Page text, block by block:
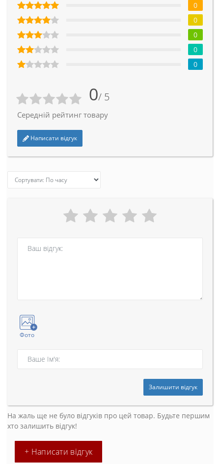
0/ 5
Середній рейтинг товару
Написати відгук
0
0
0
0
0
Фото
Залишити відгук
На жаль ще не було відгуків про цей товар. Будьте першим
хто залишить відгук!
+ Написати відгук